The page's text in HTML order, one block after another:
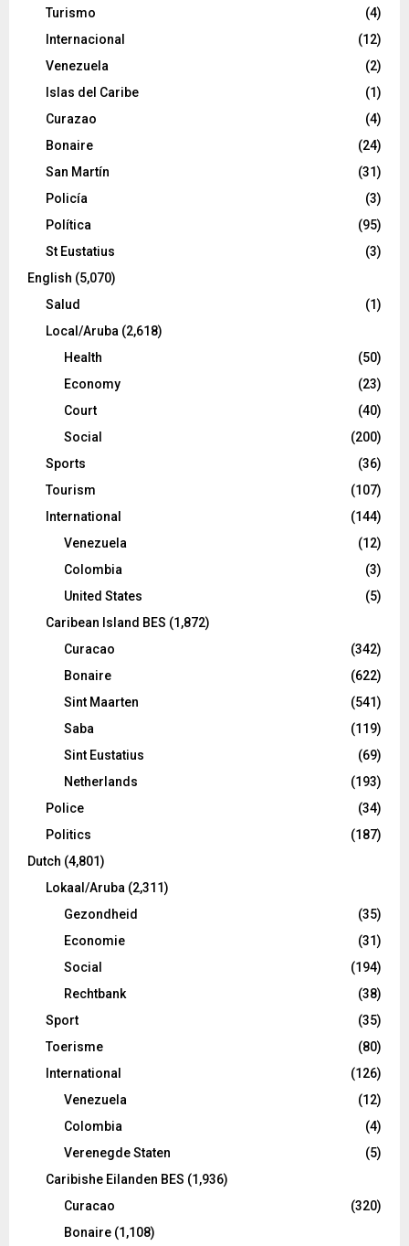
Turismo
(4)
Internacional
(12)
Venezuela
(2)
Islas del Caribe
(1)
Curazao
(4)
Bonaire
(24)
San Martín
(31)
Policía
(3)
Política
(95)
St Eustatius
(3)
English (5,070)
Salud
(1)
Local/Aruba (2,618)
Health
(50)
Economy
(23)
Court
(40)
Social
(200)
Sports
(36)
Tourism
(107)
International
(144)
Venezuela
(12)
Colombia
(3)
United States
(5)
Caribean Island BES (1,872)
Curacao
(342)
Bonaire
(622)
Sint Maarten
(541)
Saba
(119)
Sint Eustatius
(69)
Netherlands
(193)
Police
(34)
Politics
(187)
Dutch (4,801)
Lokaal/Aruba (2,311)
Gezondheid
(35)
Economie
(31)
Social
(194)
Rechtbank
(38)
Sport
(35)
Toerisme
(80)
International
(126)
Venezuela
(12)
Colombia
(4)
Verenegde Staten
(5)
Caribishe Eilanden BES (1,936)
Curacao
(320)
Bonaire (1,108)